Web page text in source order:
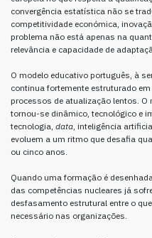
convergência estatística não se
competitividade económica,
problema não está apenas na
relevância e capacidade de
O modelo educativo português, à
continua fortemente estruturado
processos de atualização lentos.
tornou-se dinâmico, tecnológico e
tecnologia, data, inteligência
evoluem a um ritmo que desafia
ou cinco anos.
Quando uma formação é
das competências nucleares já
desfasamento estrutural entre o
necessário nas organizações.